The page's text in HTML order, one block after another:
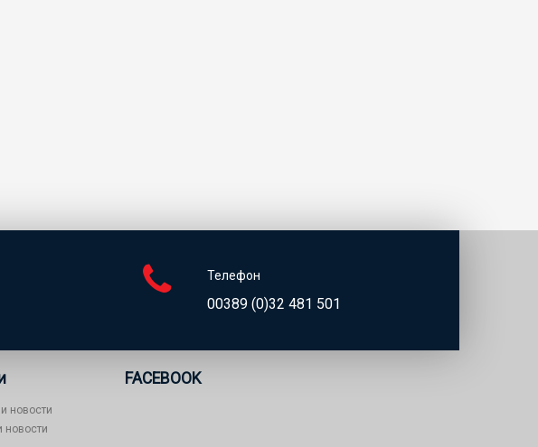
Телефон
00389 (0)32 481 501
новости
новости
FACEBOOK